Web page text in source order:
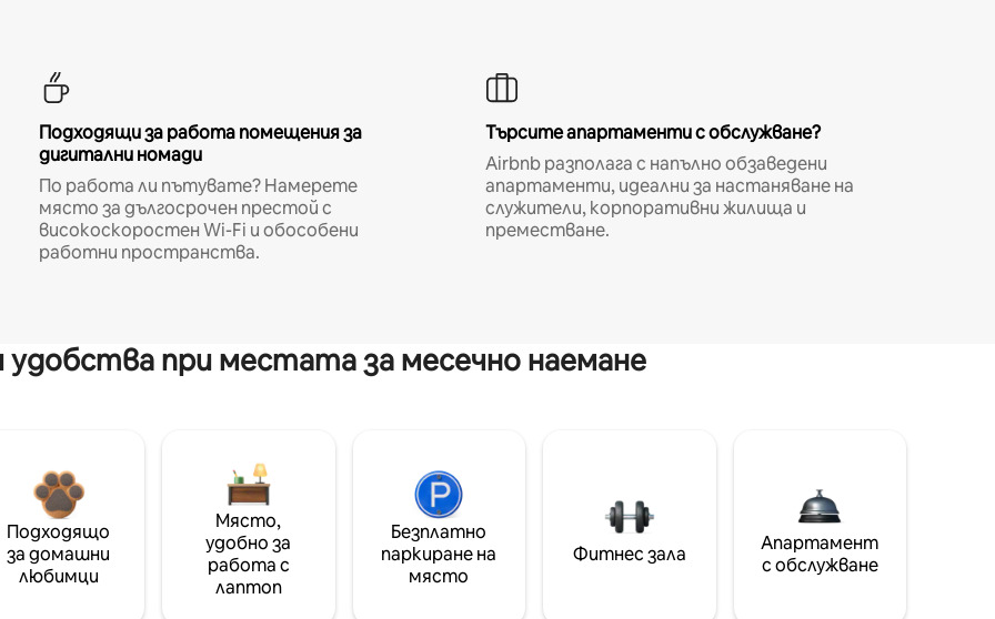
Подходящи за работа помещения за
дигитални номади
По работа ли пътувате? Намерете
място за дългосрочен престой с
високоскоростен Wi-Fi и обособени
работни пространства.
Търсите апартаменти с обслужване?
Airbnb разполага с напълно обзаведени
апартаменти, идеални за настаняване на
служители, корпоративни жилища и
преместване.
удобства при местата за месечно наемане
Подходящо
за домашни
любимци
Място,
удобно за
работа с
лаптоп
Безплатно
паркиране на
място
Фитнес зала
Апартамент
с обслужване